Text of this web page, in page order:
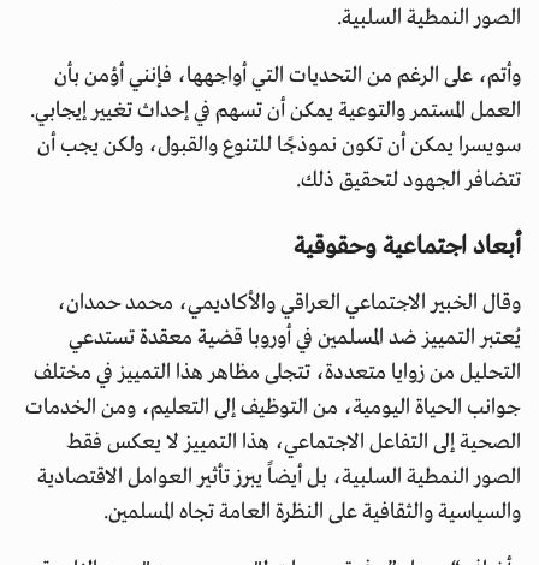
الصور النمطية السلبية.
وأتم، على الرغم من التحديات التي أواجهها، فإنني أؤمن بأن
العمل المستمر والتوعية يمكن أن تسهم في إحداث تغيير إيجابي.
سويسرا يمكن أن تكون نموذجًا للتنوع والقبول، ولكن يجب أن
تتضافر الجهود لتحقيق ذلك.
أبعاد اجتماعية وحقوقية
وقال الخبير الاجتماعي العراقي والأكاديمي، محمد حمدان،
يُعتبر التمييز ضد المسلمين في أوروبا قضية معقدة تستدعي
التحليل من زوايا متعددة، تتجلى مظاهر هذا التمييز في مختلف
جوانب الحياة اليومية، من التوظيف إلى التعليم، ومن الخدمات
الصحية إلى التفاعل الاجتماعي، هذا التمييز لا يعكس فقط
الصور النمطية السلبية، بل أيضاً يبرز تأثير العوامل الاقتصادية
والسياسية والثقافية على النظرة العامة تجاه المسلمين.